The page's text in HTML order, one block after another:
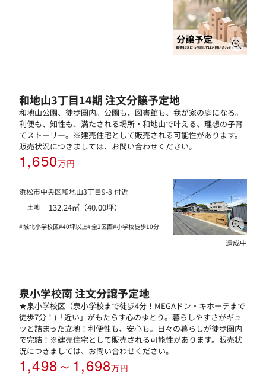
和地山3丁目14期 注文分譲予定地
和地山公園、徒歩圏内。公園も、図書館も、我が家の庭になる。
利便も、知性も、満たされる場所・和地山で叶える、理想の子育
てストーリー。※建売住宅として販売される可能性があります。
販売状況につきましては、お問い合わせください。
1,650万円
浜松市中央区和地山3丁目9-8 付近
土地 132.24㎡（40.00坪）
城北小学校区 40坪以上 全2区画 小学校徒歩10分
造成中
泉小学校南 注文分譲予定地
★泉小学校区（泉小学校まで徒歩4分！MEGAドン・キホーテまで
徒歩7分！)「近い」がもたらす心のゆとり。暮らしやすさがギュ
ッと詰まった立地！利便性も、安心も。日々の暮らしが徒歩圏内
で完結！※建売住宅として販売される可能性があります。販売状
況につきましては、お問い合わせください。
1,498～1,698万円